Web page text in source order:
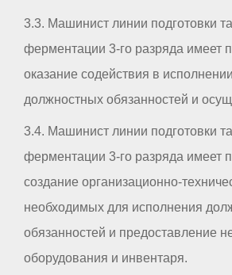
3.3. Машинист линии подготовки
ферментации 3-го разряда имеет
оказание содействия в
должностных обязанностей и
3.4. Машинист линии подготовки
ферментации 3-го разряда имеет
создание организационно-
необходимых для исполнения
обязанностей и предоставление
оборудования и инвентаря.